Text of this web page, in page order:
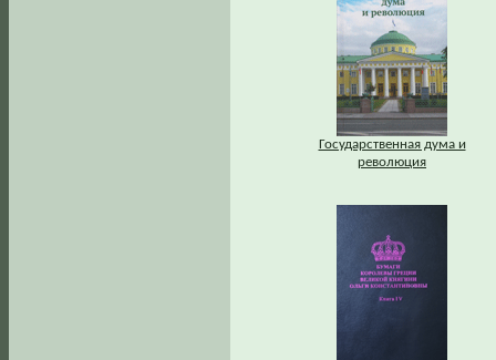
Государственная дума и
революция